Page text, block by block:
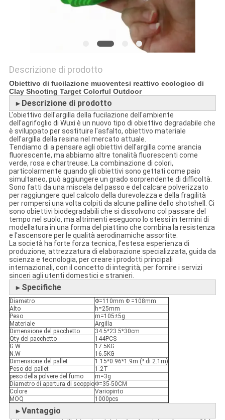
Descrizione di prodotto
Obiettivo di fucilazione muoventesi reattivo ecologico di
Clay Shooting Target Colorful Outdoor
► Descrizione di prodotto
L'obiettivo dell'argilla della fucilazione dell'ambiente
dell'agrifoglio di Wuxi è un nuovo tipo di obiettivo degradabile che
è sviluppato per sostituire l'asfalto, obiettivo materiale
dell'argilla della resina nel mercato attuale.
Tendiamo di a pensare agli obiettivi dell'argilla come arancia
fluorescente, ma abbiamo altre tonalità fluorescenti come
verde, rosa e chartreuse. La combinazione di colori,
particolarmente quando gli obiettivi sono gettati come paio
simultaneo, può aggiungere un grado sorprendente di difficoltà.
Sono fatti da una miscela del passo e del calcare polverizzato
per raggiungere quel calcolo della durevolezza e della fragilità
per rompersi una volta colpiti da alcune palline dello shotshell. Ci
sono obiettivi biodegradabili che si dissolvono col passare del
tempo nel suolo, ma altrimenti eseguono lo stessi in termini di
modellatura in una forma del piattino che combina la resistenza
e l'ascensore per le qualità aerodinamiche assortite.
La società ha forte forza tecnica, l'estesa esperienza di
produzione, attrezzatura di elaborazione specializzata, guida da
scienza e tecnologia, per creare i prodotti principali
internazionali, con il concetto di integrità, per fornire i servizi
sinceri agli utenti domestici e stranieri.
► Specifiche
Diametro
Φ=110mm Φ =108mm
Alto
h=25mm
Peso
m=105±5g
Materiale
Argilla
Dimensione del pacchetto
34.5*23.5*30cm
Qty del pacchetto
144PCS
G.W
17.5KG
N.W
16.5KG
Dimensione del pallet
1.15*0.96*1.9m (³ di 2.1m)
Peso del pallet
1.2T
peso della polvere del fumo
m=3g
Diametro di apertura di scoppioΦ=35-50CM
Colore
Variopinto
MOQ
1000pcs
►Vantaggio